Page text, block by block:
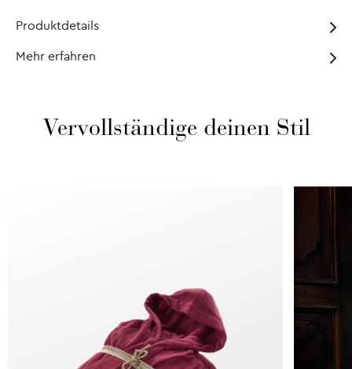
Produktdetails
Mehr erfahren
Vervollständige deinen Stil